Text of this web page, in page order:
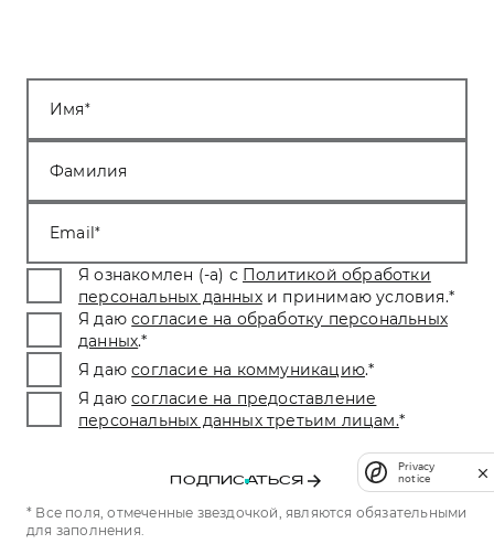
Имя
Фамилия
Email
Я ознакомлен (-а) с Политикой обработки
персональных данных и принимаю условия.*
Я даю согласие на обработку персональных
данных.*
Я даю согласие на коммуникацию.*
Я даю согласие на предоставление
персональных данных третьим лицам.*
ПОДПИСАТЬСЯ
* Все поля, отмеченные звездочкой, являются обязательными
для заполнения.
Privacy
notice